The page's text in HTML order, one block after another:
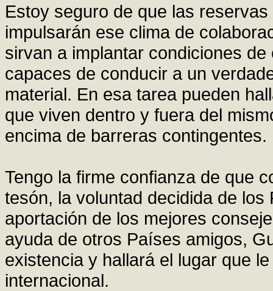
Estoy seguro de que las
impulsarán ese clima de
sirvan a implantar condiciones
capaces de conducir a un
material. En esa tarea pueden
que viven dentro y fuera del
encima de barreras contingentes.
Tengo la firme confianza de que
tesón, la voluntad decidida de
aportación de los mejores
ayuda de otros Países amigos,
existencia y hallará el lugar que
internacional.